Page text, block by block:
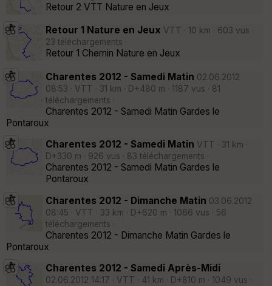
Retour 2 VTT Nature en Jeux
Retour 1 Nature en Jeux VTT · 10 km · 603 vus ·
23 téléchargements ·
Retour 1 Chemin Nature en Jeux
Charentes 2012 - Samedi Matin 02.06.2012
08:53 · VTT · 31 km · D+480 m · 1187 vus · 81
téléchargements ·
Charentes 2012 - Samedi Matin Gardes le
Pontaroux
Charentes 2012 - Samedi Matin VTT · 31 km ·
D+330 m · 926 vus · 83 téléchargements ·
Charentes 2012 - Samedi Matin Gardes le
Pontaroux
Charentes 2012 - Dimanche Matin 03.06.2012
08:45 · VTT · 33 km · D+620 m · 1066 vus · 56
téléchargements ·
Charentes 2012 - Dimanche Matin Gardes le
Pontaroux
Charentes 2012 - Samedi Après-Midi
02.06.2012 14:17 · VTT · 41 km · D+810 m · 1049 vus ·